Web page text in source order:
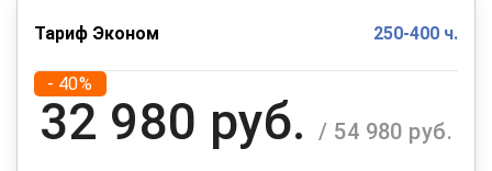
Тариф Эконом 250-400 ч.
- 40%
32 980 руб. / 54 980 руб.